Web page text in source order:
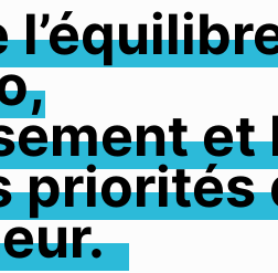
et
priorités